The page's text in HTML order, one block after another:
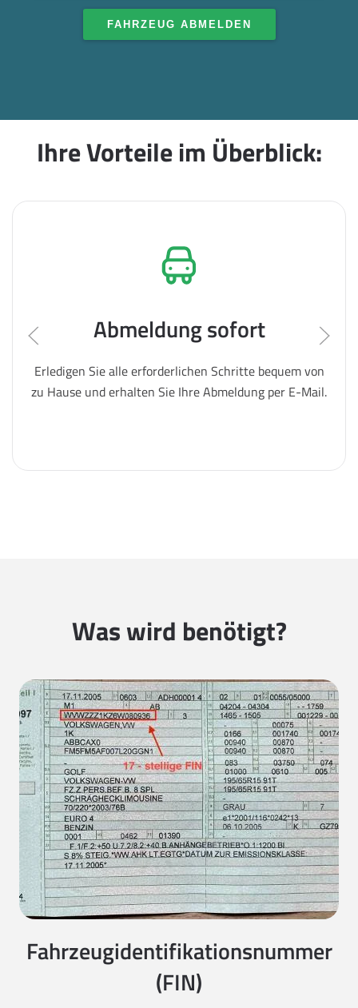
FAHRZEUG ABMELDEN
Ihre Vorteile im Überblick:
Abmeldung sofort
Erledigen Sie alle erforderlichen Schritte bequem von
zu Hause und erhalten Sie Ihre Abmeldung per E-Mail.
Was wird benötigt?
Fahrzeugidentifikationsnummer
(FIN)